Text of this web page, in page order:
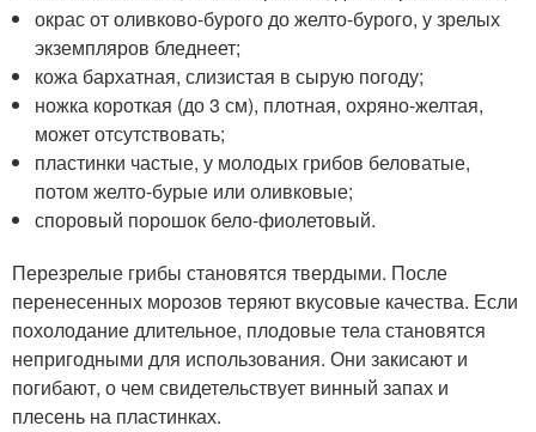
окрас от оливково-бурого до желто-бурого, у зрелых
экземпляров бледнеет;
кожа бархатная, слизистая в сырую погоду;
ножка короткая (до 3 см), плотная, охряно-желтая,
может отсутствовать;
пластинки частые, у молодых грибов беловатые,
потом желто-бурые или оливковые;
споровый порошок бело-фиолетовый.
Перезрелые грибы становятся твердыми. После
перенесенных морозов теряют вкусовые качества. Если
похолодание длительное, плодовые тела становятся
непригодными для использования. Они закисают и
погибают, о чем свидетельствует винный запах и
плесень на пластинках.